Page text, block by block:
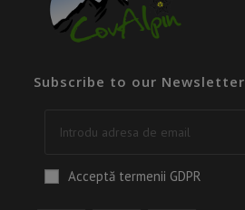
Subscribe to our Newsletter
Acceptă termenii GDPR